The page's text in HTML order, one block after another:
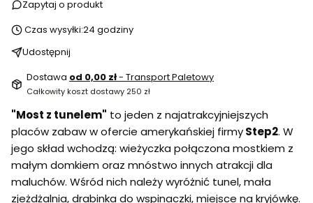
Zapytaj o produkt
Czas wysyłki:24 godziny
Udostępnij
Dostawa od 0,00 zł- Transport Paletowy
Całkowity koszt dostawy 250 zł
"Most z tunelem" to jeden z najatrakcyjniejszych
placów zabaw w ofercie amerykańskiej firmyStep2. W
jego skład wchodzą: wieżyczka połączona mostkiem z
małym domkiem oraz mnóstwo innych atrakcji dla
maluchów. Wśród nich należy wyróżnić tunel, mała
zjeżdżalnia, drabinka do wspinaczki, miejsce na kryjówkę.